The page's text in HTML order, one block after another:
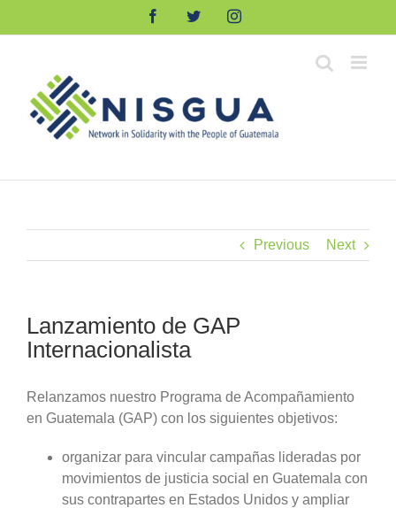
FacebookTwitterInstagram
Previous Next
Lanzamiento de GAP
Internacionalista
Relanzamos nuestro Programa de Acompañamiento
en Guatemala (GAP) con los siguientes objetivos:
organizar para vincular campañas lideradas por
movimientos de justicia social en Guatemala con
sus contrapartes en Estados Unidos y ampliar